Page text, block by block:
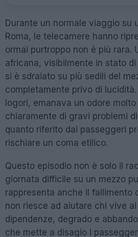
Durante un normale viaggio su
Roma, le telecamere hanno
ormai purtroppo non è più rara.
africana, visibilmente in stato
si è sdraiato su più sedili del
completamente privo di
logori, emanava un odore
chiaramente di gravi problemi
quanto riferito dai passeggeri
rischiare un coma etilico.
Questo episodio non è solo il
giornata difficile su un mezzo
rappresenta anche il fallimento
non riesce ad aiutare chi vive
dipendenze, degrado e
che mette a disagio i